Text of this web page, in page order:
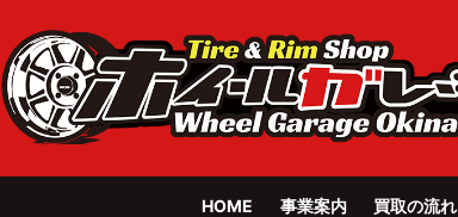
HOME 事業案内 買取の流れ